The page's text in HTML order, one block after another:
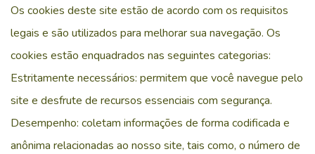
Os cookies deste site estão de acordo com os requisitos
legais e são utilizados para melhorar sua navegação. Os
cookies estão enquadrados nas seguintes categorias:
Estritamente necessários: permitem que você navegue pelo
site e desfrute de recursos essenciais com segurança.
Desempenho: coletam informações de forma codificada e
anônima relacionadas ao nosso site, tais como, o número de